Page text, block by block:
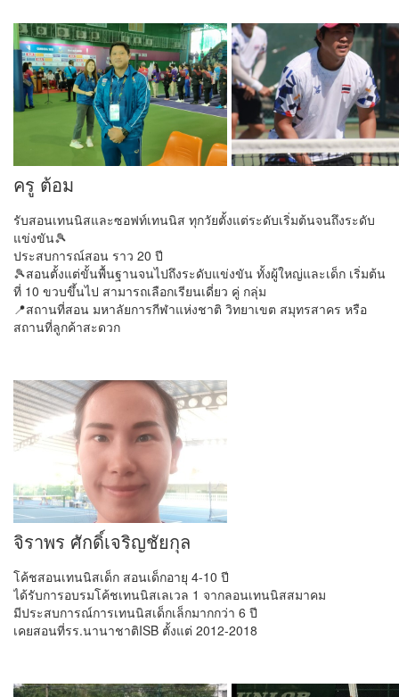
ครู ต้อม
รับสอนเทนนิสและซอฟท์เทนนิส ทุกวัยตั้งแต่ระดับเริ่มต้นจนถึงระดับ
แข่งขัน🎾
ประสบการณ์สอน ราว 20 ปี
🎾สอนตั้งแต่ขั้นพื้นฐานจนไปถึงระดับแข่งขัน ทั้งผู้ใหญ่และเด็ก เริ่มต้น
ที่ 10 ขวบขึ้นไป สามารถเลือกเรียนเดี่ยว คู่ กลุ่ม
📍สถานที่สอน มหาลัยการกีฬาแห่งชาติ วิทยาเขต สมุทรสาคร หรือ
สถานที่ลูกค้าสะดวก
จิราพร ศักดิ์เจริญชัยกุล
โค้ชสอนเทนนิสเด็ก สอนเด็กอายุ 4-10 ปี
ได้รับการอบรมโค้ชเทนนิสเลเวล 1 จากลอนเทนนิสสมาคม
มีประสบการณ์การเทนนิสเด็กเล็กมากกว่า 6 ปี
เคยสอนที่รร.นานาชาติISB ตั้งแต่ 2012-2018